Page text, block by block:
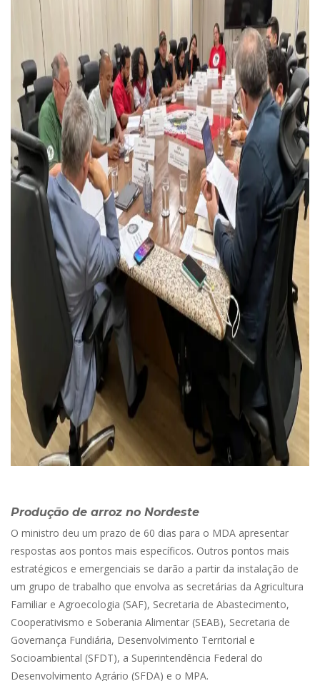
Produção de arroz no Nordeste
O ministro deu um prazo de 60 dias para o MDA apresentar
respostas aos pontos mais específicos. Outros pontos mais
estratégicos e emergenciais se darão a partir da instalação de
um grupo de trabalho que envolva as secretárias da Agricultura
Familiar e Agroecologia (SAF), Secretaria de Abastecimento,
Cooperativismo e Soberania Alimentar (SEAB), Secretaria de
Governança Fundiária, Desenvolvimento Territorial e
Socioambiental (SFDT), a Superintendência Federal do
Desenvolvimento Agrário (SFDA) e o MPA.